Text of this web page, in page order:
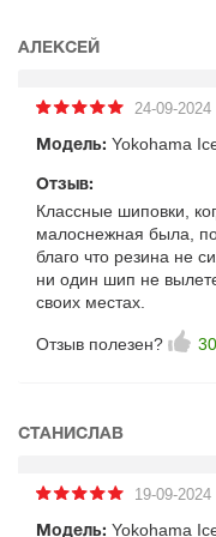
АЛЕКСЕЙ
24-09-2024
Модель: Yokohama
Отзыв:
Классные шиповки,
малоснежная была,
благо что резина не
ни один шип не
своих местах.
Отзыв полезен? 30
СТАНИСЛАВ
19-09-2024
Модель: Yokohama